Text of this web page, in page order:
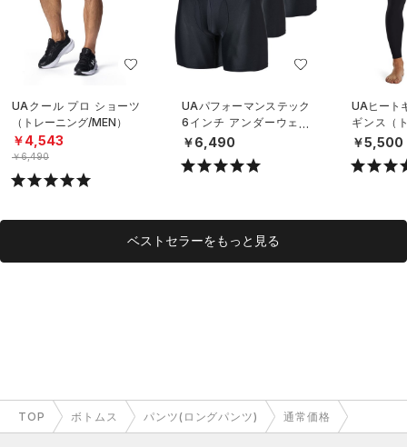
UAクール プロ ショーツ
（トレーニング/MEN）
￥4,543
￥6,490
UAパフォーマンステック
6インチ アンダーウェア
（3枚セット）（トレーニ
ング/MEN）
￥6,490
UAヒート
ギンス（
EN）
￥5,500
ベストセラーをもっと見る
TOP ボトムス パンツ(ロングパンツ) 通常価格